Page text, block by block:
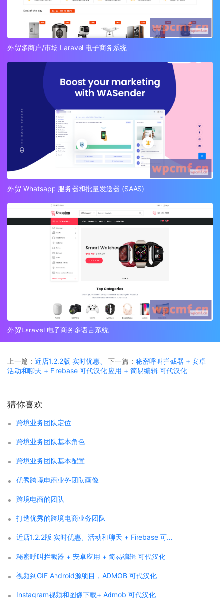
外贸多商户/市场 Laravel 电子商务系统
外贸 Whatsapp 服务器和批量发送器 (SAAS)
外贸Laravel 电子商务多语言系统
上一篇： 近店1.2.2版 实时优惠、
活动和聊天 + Firebase 可代汉化
下一篇： 秘密呼叫拦截器 + 安卓
应用 + 简易编辑 可代汉化
猜你喜欢
跨境业务团队定位
跨境业务团队基本角色
跨境业务团队基本配置
优秀跨境电商业务团队画像
跨境电商的团队
打造优秀的跨境电商业务团队
近店1.2.2版 实时优惠、活动和聊天 + Firebase 可代汉化
秘密呼叫拦截器 + 安卓应用 + 简易编辑 可代汉化
视频到GIF Android源项目，ADMOB 可代汉化
Instagram视频和图像下载+ Admob 可代汉化